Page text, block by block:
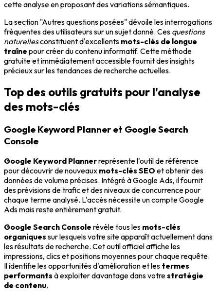
cette analyse en proposant des variations sémantiques.
La section "Autres questions posées" dévoile les interrogations
fréquentes des utilisateurs sur un sujet donné. Ces questions
naturellesconstituent d'excellents mots-clés de longue
traîne pour créer du contenu informatif. Cette méthode
gratuite et immédiatement accessible fournit des insights
précieux sur les tendances de recherche actuelles.
Top des outils gratuits pour l'analyse
des mots-clés
Google Keyword Planner et Google Search
Console
Google Keyword Plannerreprésente l'outil de référence
pour découvrir de nouveaux mots-clés SEO et obtenir des
données de volume précises. Intégré à Google Ads, il fournit
des prévisions de trafic et des niveaux de concurrence pour
chaque terme analysé. L'accès nécessite un compte Google
Ads mais reste entièrement gratuit.
Google Search Console révèle tous les mots-clés
organiques sur lesquels votre site apparaît actuellement dans
les résultats de recherche. Cet outil officiel affiche les
impressions, clics et positions moyennes pour chaque requête.
Il identifie les opportunités d'amélioration et les termes
performants à exploiter davantage dans votrestratégie
de contenu.